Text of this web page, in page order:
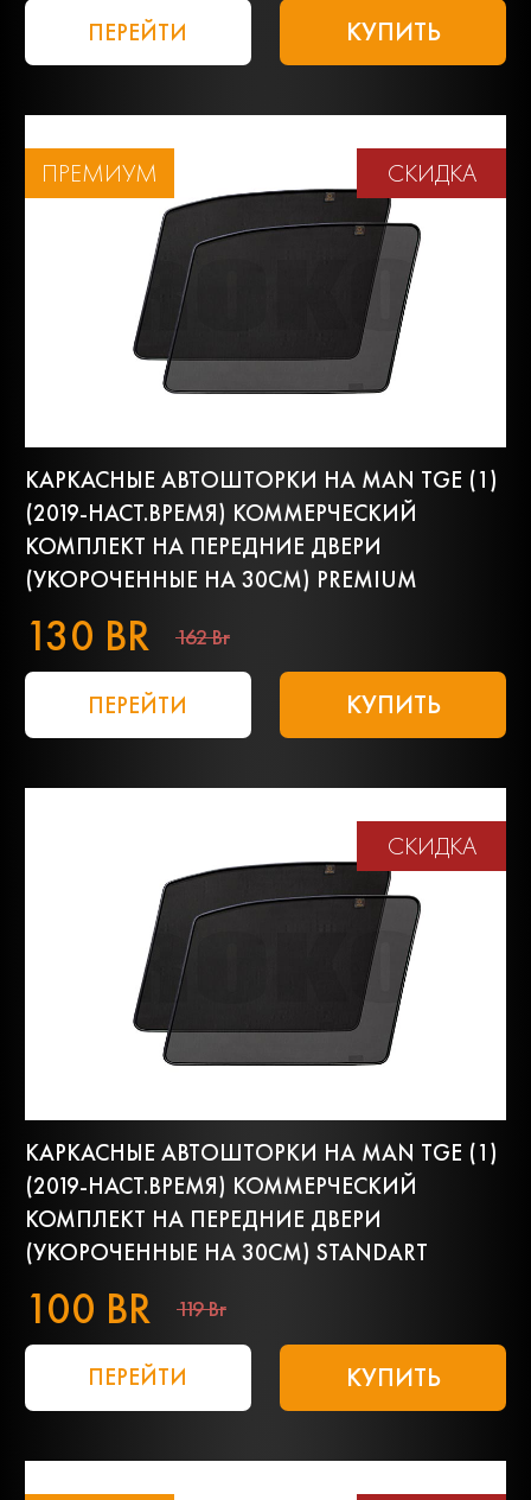
ПЕРЕЙТИ КУПИТЬ
ПРЕМИУМ СКИДКА
КАРКАСНЫЕ АВТОШТОРКИ НА MAN TGE (1)
(2019-НАСТ.ВРЕМЯ) КОММЕРЧЕСКИЙ
КОМПЛЕКТ НА ПЕРЕДНИЕ ДВЕРИ
(УКОРОЧЕННЫЕ НА 30СМ) PREMIUM
130 BR 162 Br
ПЕРЕЙТИ КУПИТЬ
СКИДКА
КАРКАСНЫЕ АВТОШТОРКИ НА MAN TGE (1)
(2019-НАСТ.ВРЕМЯ) КОММЕРЧЕСКИЙ
КОМПЛЕКТ НА ПЕРЕДНИЕ ДВЕРИ
(УКОРОЧЕННЫЕ НА 30СМ) STANDART
100 BR 119 Br
ПЕРЕЙТИ КУПИТЬ